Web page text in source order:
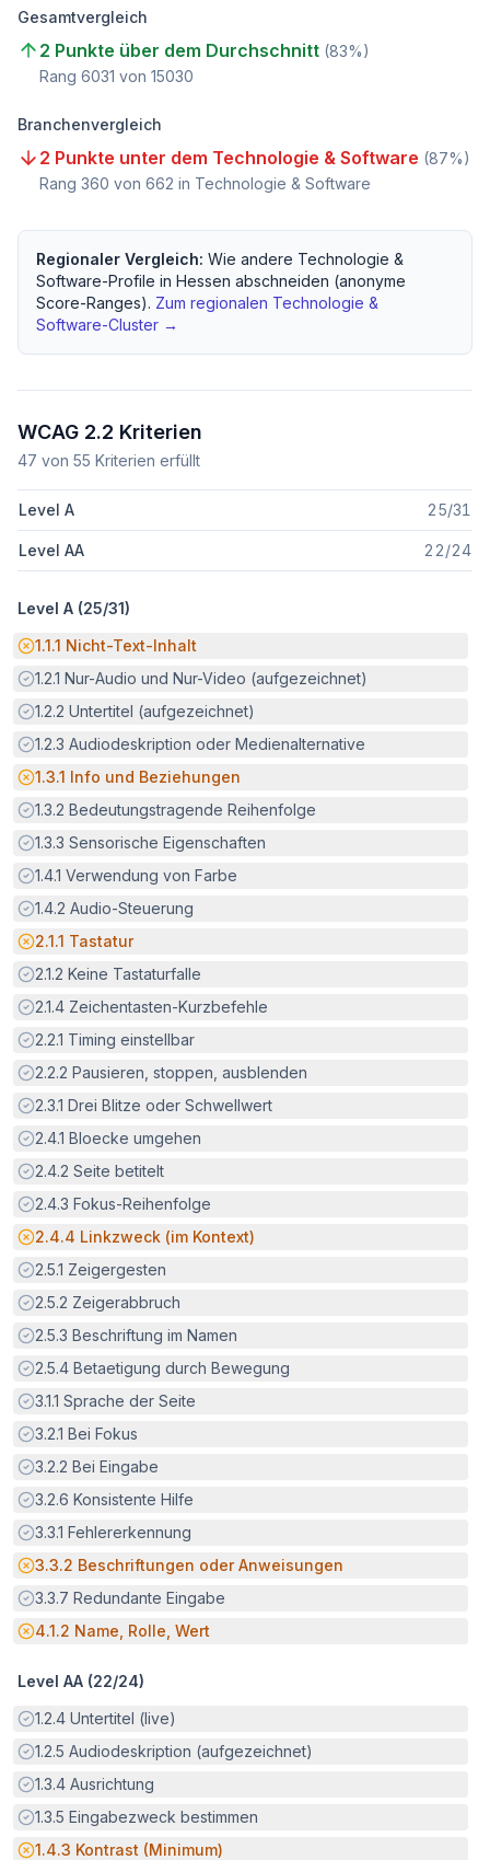
Gesamtvergleich
2 Punkte über dem Durchschnitt (83%)
Rang 6031 von 15030
Branchenvergleich
2 Punkte unter dem Technologie & Software (87%)
Rang 360 von 662 in Technologie & Software
Regionaler Vergleich: Wie andere Technologie &
Software-Profile in Hessen abschneiden (anonyme
Score-Ranges). Zum regionalen Technologie &
Software-Cluster →
WCAG 2.2 Kriterien
47 von 55 Kriterien erfüllt
Level A 25/31
Level AA 22/24
Level A (25/31)
Potenzielle Barriere:
1.1.1 Nicht-Text-Inhalt
Erfüllt:
1.2.1 Nur-Audio und Nur-Video (aufgezeichnet)
Erfüllt:
1.2.2 Untertitel (aufgezeichnet)
Erfüllt:
1.2.3 Audiodeskription oder Medienalternative
Potenzielle Barriere:
1.3.1 Info und Beziehungen
Erfüllt:
1.3.2 Bedeutungstragende Reihenfolge
Erfüllt:
1.3.3 Sensorische Eigenschaften
Erfüllt:
1.4.1 Verwendung von Farbe
Erfüllt:
1.4.2 Audio-Steuerung
Potenzielle Barriere:
2.1.1 Tastatur
Erfüllt:
2.1.2 Keine Tastaturfalle
Erfüllt:
2.1.4 Zeichentasten-Kurzbefehle
Erfüllt:
2.2.1 Timing einstellbar
Erfüllt:
2.2.2 Pausieren, stoppen, ausblenden
Erfüllt:
2.3.1 Drei Blitze oder Schwellwert
Erfüllt:
2.4.1 Bloecke umgehen
Erfüllt:
2.4.2 Seite betitelt
Erfüllt:
2.4.3 Fokus-Reihenfolge
Potenzielle Barriere:
2.4.4 Linkzweck (im Kontext)
Erfüllt:
2.5.1 Zeigergesten
Erfüllt:
2.5.2 Zeigerabbruch
Erfüllt:
2.5.3 Beschriftung im Namen
Erfüllt:
2.5.4 Betaetigung durch Bewegung
Erfüllt:
3.1.1 Sprache der Seite
Erfüllt:
3.2.1 Bei Fokus
Erfüllt:
3.2.2 Bei Eingabe
Erfüllt:
3.2.6 Konsistente Hilfe
Erfüllt:
3.3.1 Fehlererkennung
Potenzielle Barriere:
3.3.2 Beschriftungen oder Anweisungen
Erfüllt:
3.3.7 Redundante Eingabe
Potenzielle Barriere:
4.1.2 Name, Rolle, Wert
Level AA (22/24)
Erfüllt:
1.2.4 Untertitel (live)
Erfüllt:
1.2.5 Audiodeskription (aufgezeichnet)
Erfüllt:
1.3.4 Ausrichtung
Erfüllt:
1.3.5 Eingabezweck bestimmen
Potenzielle Barriere:
1.4.3 Kontrast (Minimum)